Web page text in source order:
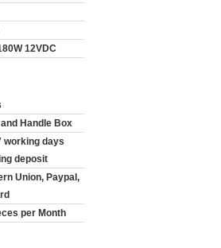
12VDC
Handle Box
working days
deposit
Union, Paypal,
per Month